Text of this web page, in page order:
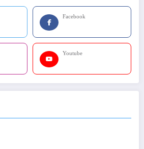
Facebook
Youtube